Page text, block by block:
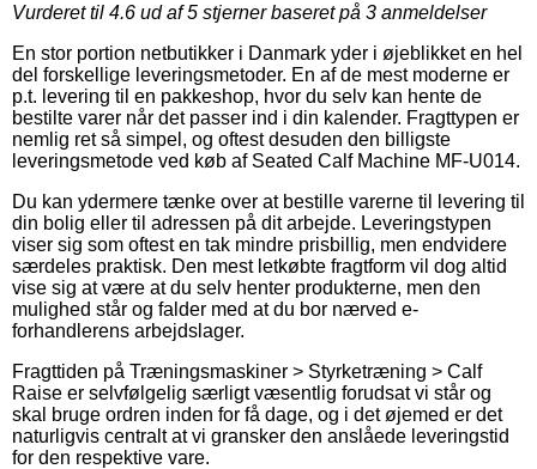
Vurderet til 4.6 ud af 5 stjerner baseret på 3 anmeldelser
En stor portion netbutikker i Danmark yder i øjeblikket en hel
del forskellige leveringsmetoder. En af de mest moderne er
p.t. levering til en pakkeshop, hvor du selv kan hente de
bestilte varer når det passer ind i din kalender. Fragttypen er
nemlig ret så simpel, og oftest desuden den billigste
leveringsmetode ved køb af Seated Calf Machine MF-U014.
Du kan ydermere tænke over at bestille varerne til levering til
din bolig eller til adressen på dit arbejde. Leveringstypen
viser sig som oftest en tak mindre prisbillig, men endvidere
særdeles praktisk. Den mest letkøbte fragtform vil dog altid
vise sig at være at du selv henter produkterne, men den
mulighed står og falder med at du bor nærved e-
forhandlerens arbejdslager.
Fragttiden på Træningsmaskiner > Styrketræning > Calf
Raise er selvfølgelig særligt væsentlig forudsat vi står og
skal bruge ordren inden for få dage, og i det øjemed er det
naturligvis centralt at vi gransker den anslåede leveringstid
for den respektive vare.